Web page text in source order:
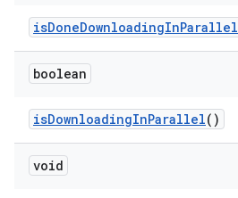
isDoneDownloadingInParallel
boolean
isDownloadingInParallel()
void